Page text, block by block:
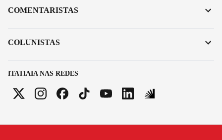
ITATIAIA NAS REDES
COMENTARISTAS
COLUNISTAS